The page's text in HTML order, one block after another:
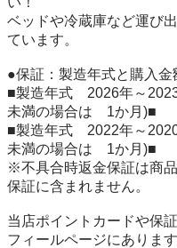
ベッドや冷蔵庫など運び
ています。
●保証：製造年式と購入
■製造年式　2026年～
未満の場合は　1か月)■
■製造年式　2022年～
未満の場合は　1か月)■
※不具合時返金保証は商
保証に含まれません。
当店ポイントカードや保